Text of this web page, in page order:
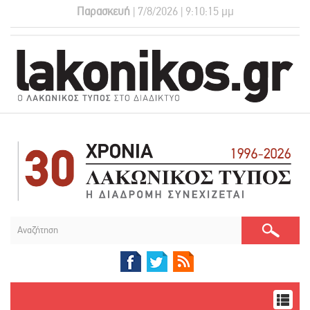
Παρασκευή | 7/8/2026 | 9:10:16 μμ